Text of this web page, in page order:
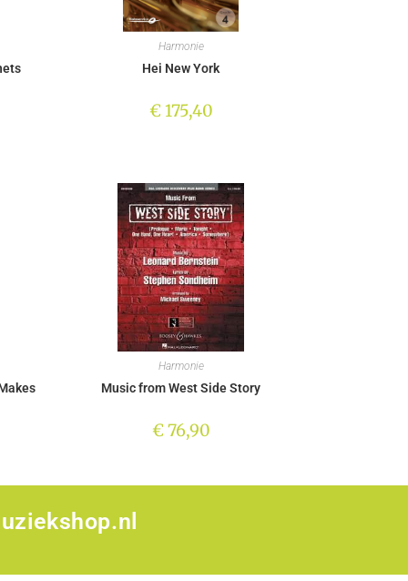
Harmonie
Hei New York
€175,40
Harmonie
Music from West Side Story
€76,90